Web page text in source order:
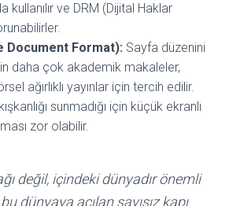
kullanılır ve DRM (Dijital Haklar
Document Format): Sayfa düzenini
daha çok akademik makaleler,
ağırlıklı yayınlar için tercih edilir.
sunmadığı için küçük ekranlı
zor olabilir.
değil, içindeki dünyadır önemli
dünyaya açılan sayısız kapı